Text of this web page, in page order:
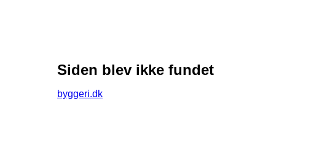
Siden blev ikke fundet
byggeri.dk